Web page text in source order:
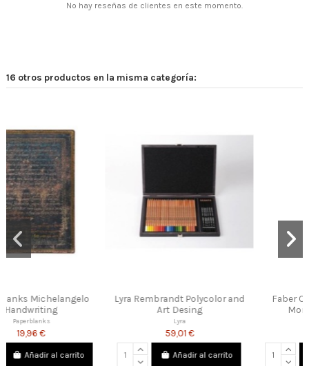
No hay reseñas de clientes en este momento.
16 otros productos en la misma categoría:
Lyra Rembrandt Polycolor and
Añadir al carrito
Faber Castell Maletín Pitt
Monochrome 86p
Añadir al carrito